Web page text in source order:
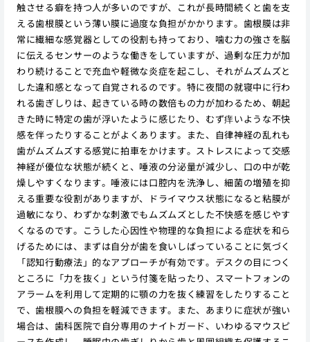
触させる癖を持つ人が多いのですが、これが長時間続くと歯を支
える歯根膜という薄い膜に過度な負担がかかります。歯根膜は非
常に繊細な感覚器としての役割も持っており、噛む力の強さを脳
に伝えるセンサーのような働きをしていますが、過剰な圧力が加
わり続けることで充血や軽微な炎症を起こし、それがムズムズと
した違和感となって自覚されるのです。特に夜間の就寝中に行わ
れる歯ぎしりは、起きている時の数倍もの力が加わるため、朝起
きた時に特定の歯が浮いたように感じたり、むず痒いような不快
感を伴ったりすることがよくあります。また、自律神経の乱れも
歯がムズムズする感覚に拍車をかけます。ストレスによって交感
神経が優位な状態が続くと、唾液の分泌量が減少し、口の中が乾
燥しやすくなります。唾液には口腔内を洗浄し、細菌の増殖を抑
える重要な役割がありますが、ドライマウス状態になると粘膜が
過敏になり、わずかな刺激でもムズムズとした不快感を感じやす
くなるのです。こうした心因性や物理的な負担による症状を和ら
げるためには、まずは自分が歯を食いしばっていることに気づく
「認知行動療法」的なアプローチが有効です。デスクの目につく
ところに「力を抜く」という付箋を貼ったり、スマートフォンの
アラームを利用して定期的に顎の力を抜く練習をしたりすること
で、歯根膜への負担を軽減できます。また、あまりに症状が強い
場合は、歯科医院で自分専用のナイトガード、いわゆるマウスピ